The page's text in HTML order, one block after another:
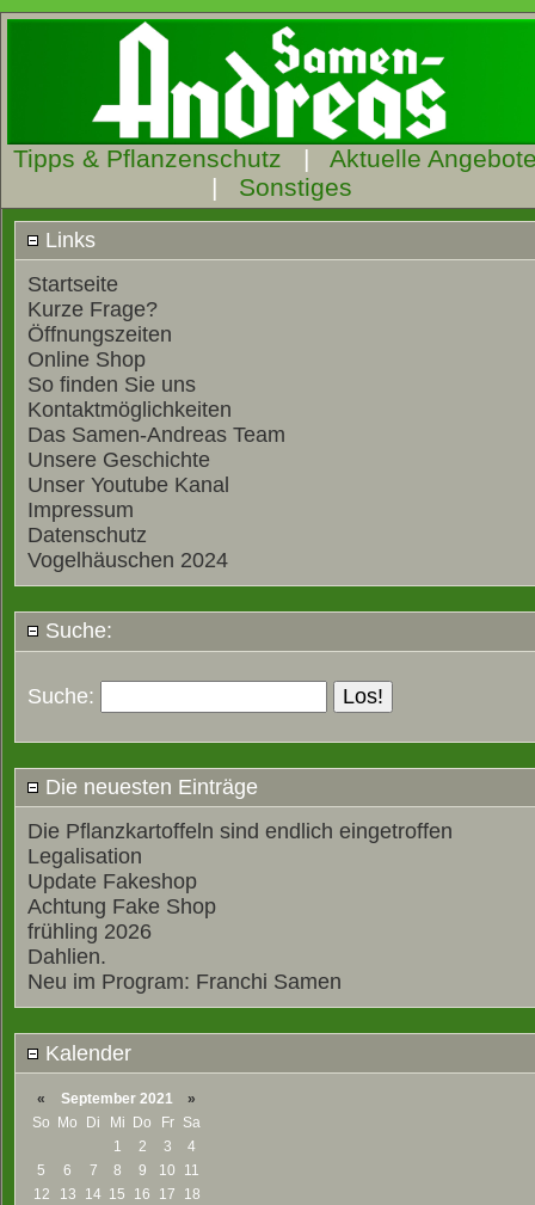
Tipps & Pflanzenschutz | Aktuelle
| Sonstiges
Links
Startseite
Kurze Frage?
Öffnungszeiten
Online Shop
So finden Sie uns
Kontaktmöglichkeiten
Das Samen-Andreas Team
Unsere Geschichte
Unser Youtube Kanal
Impressum
Datenschutz
Vogelhäuschen 2024
Suche:
Suche:
Die neuesten Einträge
Die Pflanzkartoffeln sind endlich eingetroffen
Legalisation
Update Fakeshop
Achtung Fake Shop
frühling 2026
Dahlien.
Neu im Program: Franchi Samen
Kalender
« September 2021
»
So Mo Di Mi Do Fr
Sa
1
2 3
4
5
6 7 8 9 10
11
12
13 14 15 16 17
18